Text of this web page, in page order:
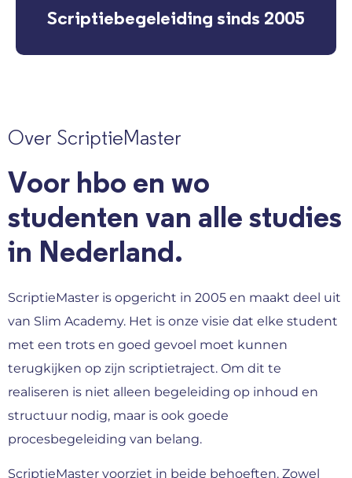
Scriptiebegeleiding sinds 2005
Over ScriptieMaster
Voor hbo en wo
studenten van alle studies
in Nederland.
ScriptieMaster is opgericht in 2005 en maakt deel uit
van Slim Academy. Het is onze visie dat elke student
met een trots en goed gevoel moet kunnen
terugkijken op zijn scriptietraject. Om dit te
realiseren is niet alleen begeleiding op inhoud en
structuur nodig, maar is ook goede
procesbegeleiding van belang.
ScriptieMaster voorziet in beide behoeften. Zowel